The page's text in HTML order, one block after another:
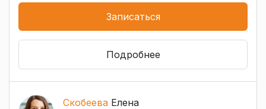
Записаться
Подробнее
Скобеева Елена